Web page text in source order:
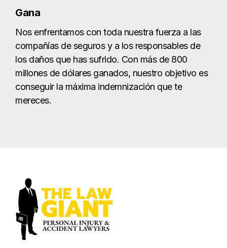
Gana
Nos enfrentamos con toda nuestra fuerza a las
compañías de seguros y a los responsables de
los daños que has sufrido. Con más de 800
millones de dólares ganados, nuestro objetivo es
conseguir la máxima indemnización que te
mereces.